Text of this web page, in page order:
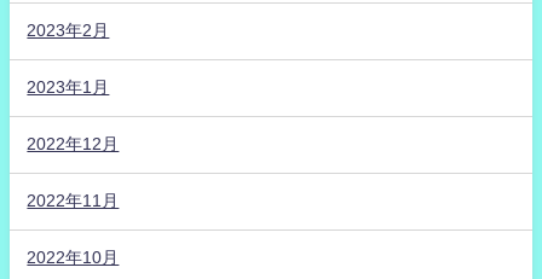
2023年2月
2023年1月
2022年12月
2022年11月
2022年10月